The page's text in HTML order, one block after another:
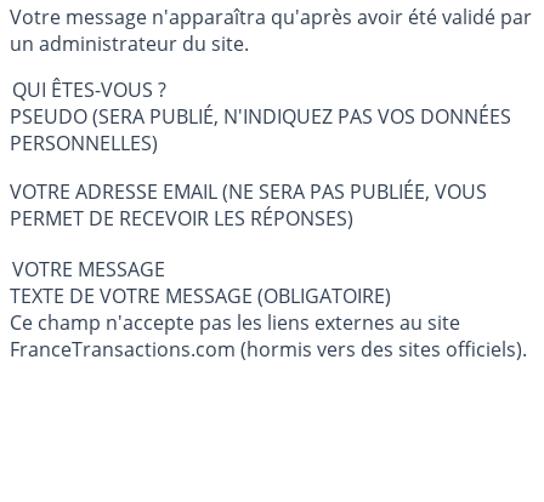
Votre message n'apparaîtra qu'après avoir été validé par
un administrateur du site.
QUI ÊTES-VOUS ?
PSEUDO (SERA PUBLIÉ, N'INDIQUEZ PAS VOS DONNÉES
PERSONNELLES)
VOTRE ADRESSE EMAIL (NE SERA PAS PUBLIÉE, VOUS
PERMET DE RECEVOIR LES RÉPONSES)
VOTRE MESSAGE
TEXTE DE VOTRE MESSAGE (OBLIGATOIRE)
Ce champ n'accepte pas les liens externes au site
FranceTransactions.com (hormis vers des sites officiels).